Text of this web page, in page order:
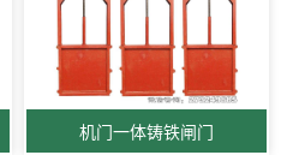
机门一体铸铁闸门